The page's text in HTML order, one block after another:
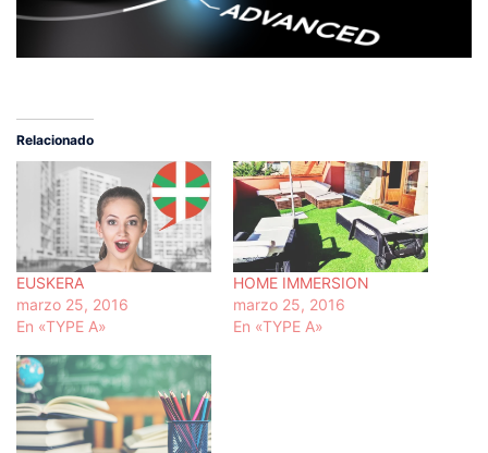
Relacionado
EUSKERA
marzo 25, 2016
En «TYPE A»
HOME IMMERSION
marzo 25, 2016
En «TYPE A»